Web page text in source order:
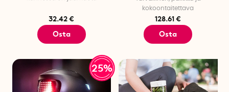
32.42 €
Osta
kokoontaitettava
128.61 €
Osta
25%